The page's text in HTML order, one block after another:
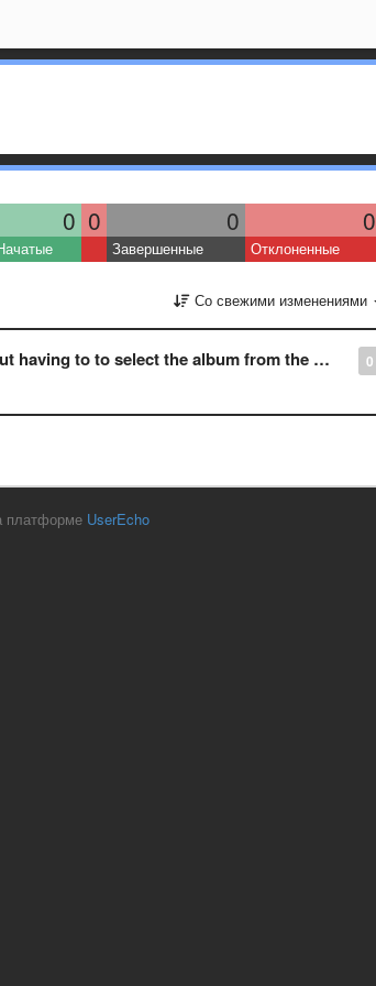
0 0 0 0
Завершенные Отклоненные
Со свежими изменениями
0
select the album from the drop-down menu?
платформе UserEcho